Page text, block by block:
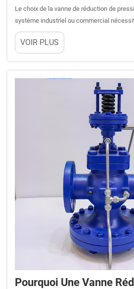
Le choix de la vanne de réduction de
système industriel ou commercial
particulière portée à plusieurs facteurs
réduction de pression correctement
VOIR PLUS
Pourquoi Une Vanne